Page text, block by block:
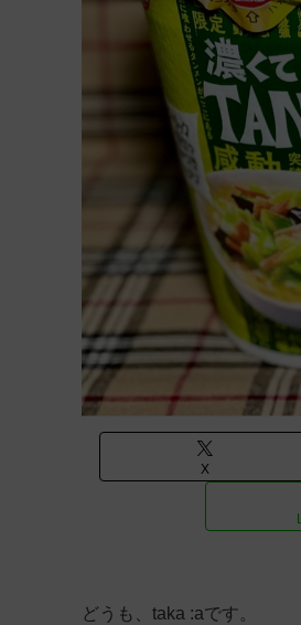
X
どうも、taka :aです。